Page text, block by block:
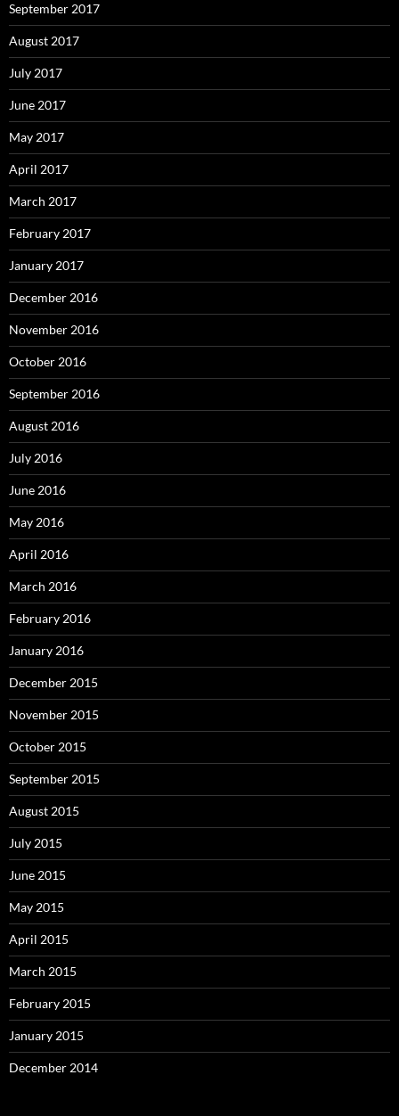
September 2017
August 2017
July 2017
June 2017
May 2017
April 2017
March 2017
February 2017
January 2017
December 2016
November 2016
October 2016
September 2016
August 2016
July 2016
June 2016
May 2016
April 2016
March 2016
February 2016
January 2016
December 2015
November 2015
October 2015
September 2015
August 2015
July 2015
June 2015
May 2015
April 2015
March 2015
February 2015
January 2015
December 2014